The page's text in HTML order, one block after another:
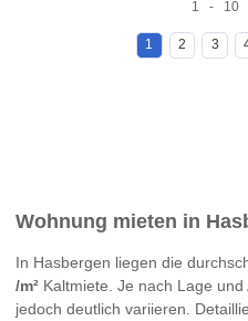
1 - 10
1 2 3
Wohnung mieten in
In Hasbergen liegen die
/m² Kaltmiete. Je nach Lage
jedoch deutlich variieren.